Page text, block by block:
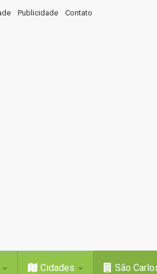
Publicidade Contato
Cidades São